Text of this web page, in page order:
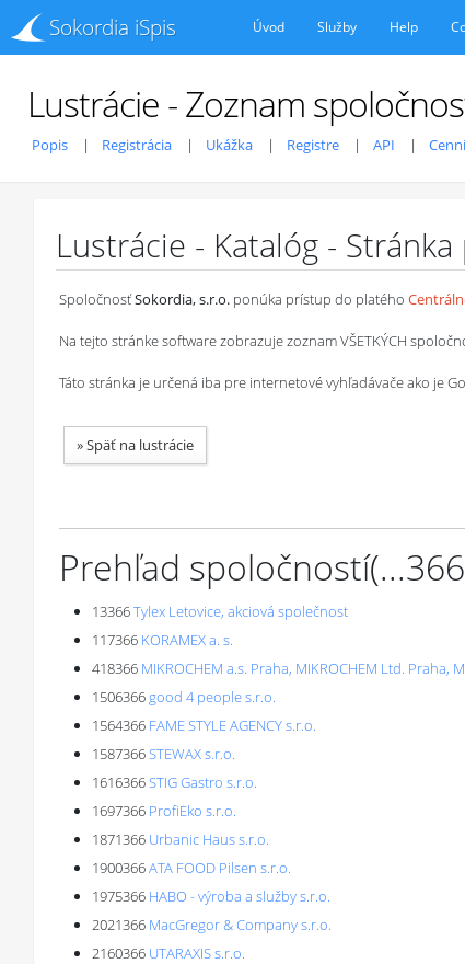
Sokordia iSpis Úvod Služby Help
Lustrácie - Zoznam
Popis Registrácia Ukážka Registre API
Lustrácie - Katalóg -
SpoločnosťSokordia, s.r.o. ponúka prístup do platého
Na tejto stránke software zobrazuje zoznam VŠETKÝCH
Táto stránka je určená iba pre internetové vyhľadávače ako je
»Späť na lustrácie
Prehľad spoločností(...366
13366Tylex Letovice, akciová společnost
117366 KORAMEX a. s.
418366 MIKROCHEM a.s. Praha, MIKROCHEM Ltd. Praha,
1506366good 4 people s.r.o.
1564366 FAME STYLE AGENCY s.r.o.
1587366STEWAX s.r.o.
1616366STIG Gastro s.r.o.
1697366 ProfiEko s.r.o.
1871366 Urbanic Haus s.r.o.
1900366ATA FOOD Pilsen s.r.o.
1975366 HABO - výroba a služby s.r.o.
2021366 MacGregor & Company s.r.o.
2160366 UTARAXIS s.r.o.